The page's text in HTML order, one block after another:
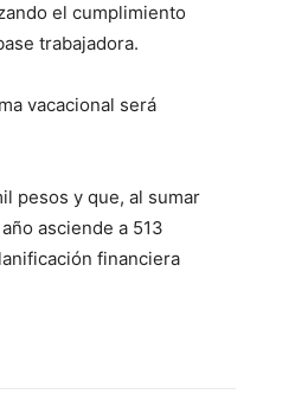
el cumplimiento
trabajadora.
vacacional será
pesos y que, al sumar
asciende a 513
financiera